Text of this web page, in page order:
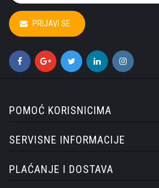
PRIJAVI SE
POMOĆ KORISNICIMA
SERVISNE INFORMACIJE
PLAĆANJE I DOSTAVA